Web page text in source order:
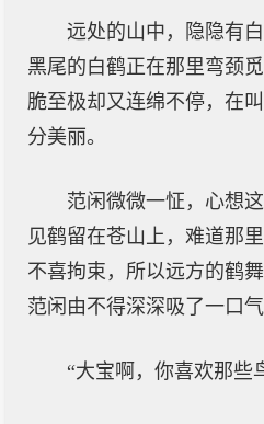
远处的山中，隐隐有
黑尾的白鹤正在那里弯颈
脆至极却又连绵不停，在
分美丽。
范闲微微一怔，心想
见鹤留在苍山上，难道那
不喜拘束，所以远方的鹤
范闲由不得深深吸了一口
“大宝啊，你喜欢那些